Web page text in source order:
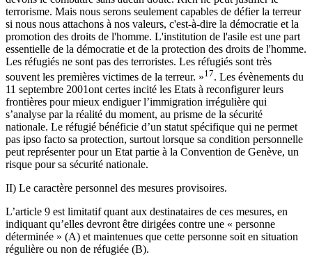
terrorisme. Mais nous serons seulement capables de défier la terreur
si nous nous attachons à nos valeurs, c'est-à-dire la démocratie et la
promotion des droits de l'homme. L'institution de l'asile est une part
essentielle de la démocratie et de la protection des droits de l'homme.
Les réfugiés ne sont pas des terroristes. Les réfugiés sont très
souvent les premières victimes de la terreur. »17. Les évènements du
11 septembre 2001ont certes incité les Etats à reconfigurer leurs
frontières pour mieux endiguer l’immigration irrégulière qui
s’analyse par la réalité du moment, au prisme de la sécurité
nationale. Le réfugié bénéficie d’un statut spécifique qui ne permet
pas ipso facto sa protection, surtout lorsque sa condition personnelle
peut représenter pour un Etat partie à la Convention de Genève, un
risque pour sa sécurité nationale.
II) Le caractère personnel des mesures provisoires.
L’article 9 est limitatif quant aux destinataires de ces mesures, en
indiquant qu’elles devront être dirigées contre une « personne
déterminée » (A) et maintenues que cette personne soit en situation
régulière ou non de réfugiée (B).